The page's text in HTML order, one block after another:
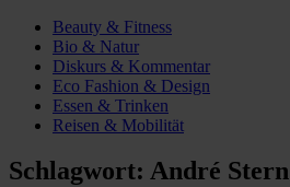
Beauty & Fitness
Bio & Natur
Diskurs & Kommentar
Eco Fashion & Design
Essen & Trinken
Reisen & Mobilität
Schlagwort: André Stern